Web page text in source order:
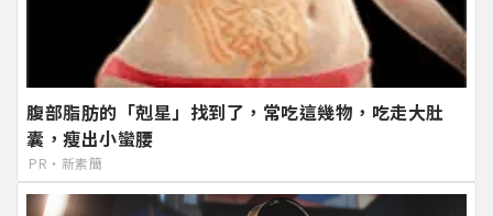
腹部脂肪的「剋星」找到了，常吃這幾物，吃走大肚
囊，瘦出小蠻腰
PR・新素簡